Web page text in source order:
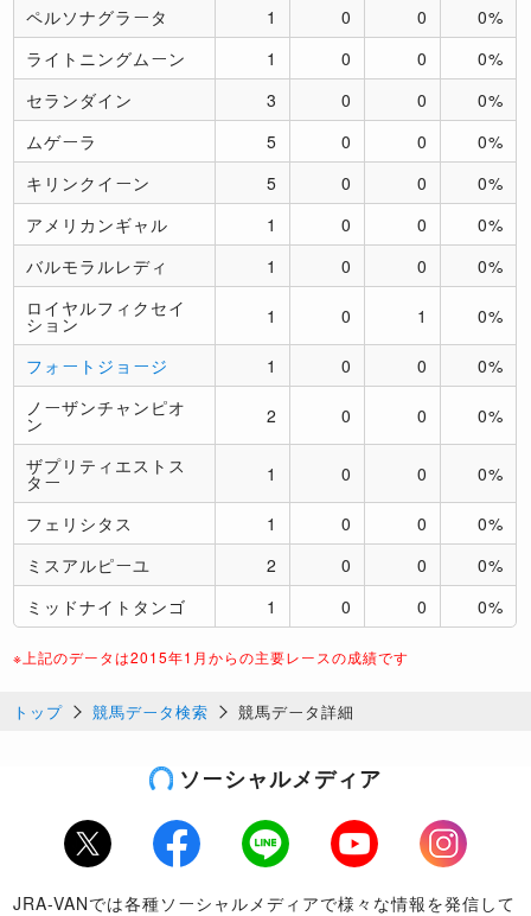
ペルソナグラータ 1 0 0
0%
ライトニングムーン
1 0 0
0%
セランダイン
3 0 0
0%
ムゲーラ
5 0 0
0%
キリンクイーン
5 0 0
0%
アメリカンギャル
1 0 0
0%
バルモラルレディ
1 0 0
0%
ロイヤルフィクセイ
ション 1 0 1 0%
フォートジョージ 1 0 0
0%
ノーザンチャンピオ
ン 2 0 0 0%
ザプリティエストス
ター 1 0 0 0%
フェリシタス 1 0 0
0%
ミスアルピーユ
2 0 0
0%
ミッドナイトタンゴ
1 0 0 0%
※上記のデータは2015年1月からの主要レースの成績です
トップ 競馬データ検索 競馬データ詳細
ソーシャルメディア
Twitter Facebook LINE Youtube
Instagram
JRA-VANでは各種ソーシャルメディアで様々な情報を発信して